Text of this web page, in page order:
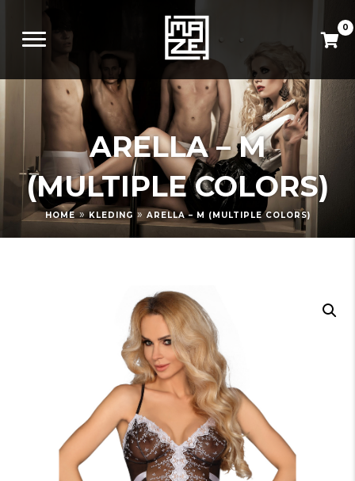
0
ARELLA – M
(MULTIPLE COLORS)
HOME » KLEDING » ARELLA – M (MULTIPLE COLORS)